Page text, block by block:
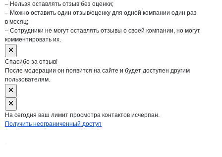
– Нельзя оставлять отзыв без оценки;
– Можно оставить один отзыв/оценку для одной компании один раз
в месяц;
– Сотрудники не могут оставлять отзывы о своей компании, но могут
комментировать их.
Спасибо за отзыв!
После модерации он появится на сайте и будет доступен другим
пользователям.
На сегодня ваш лимит просмотра контактов исчерпан.
Получить неограниченный доступ